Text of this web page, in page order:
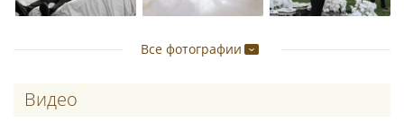
Все фотографии
Видео